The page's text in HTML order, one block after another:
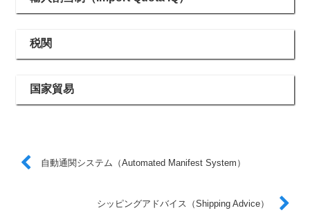
税関
国家貿易
自動通関システム（Automated Manifest System）
シッピングアドバイス（Shipping Advice）